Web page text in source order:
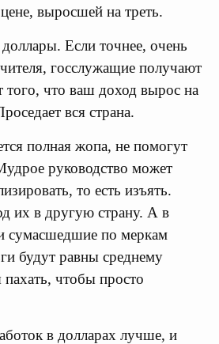
выросшей на треть.
Если точнее, очень
госслужащие получают
что ваш доход вырос на
вся страна.
полная жопа, не помогут
руководство может
то есть изъять.
их в другую страну. А в
сумасшедшие по меркам
будут равны среднему
чтобы просто
в долларах лучше, и